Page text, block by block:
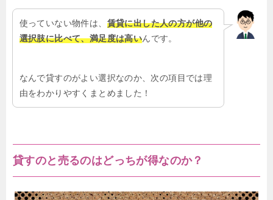
使っていない物件は、 賃貸に出した人の方が他の
選択肢に比べて、満足度は高いんです。
なんで貸すのがよい選択なのか、次の項目では理
由をわかりやすくまとめました！
貸すのと売るのはどっちが得なのか？